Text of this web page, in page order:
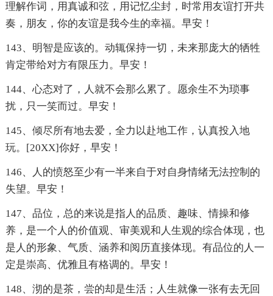
理解作词，用真诚和弦，用记忆尘封，时常用友谊打开共
奏，朋友，你的友谊是我今生的幸福。早安！
143、明智是应该的。动辄保持一切，未来那庞大的牺牲
肯定带给对方有限压力。早安！
144、心态对了，人就不会那么累了。愿余生不为琐事
扰，只一笑而过。早安！
145、倾尽所有地去爱，全力以赴地工作，认真投入地
玩。[20XX]你好，早安！
146、人的愤怒至少有一半来自于对自身情绪无法控制的
失望。早安！
147、品位，总的来说是指人的品质、趣味、情操和修
养，是一个人的价值观、审美观和人生观的综合体现，也
是人的形象、气质、涵养和阅历直接体现。有品位的人一
定是崇高、优雅且有格调的。早安！
148、沏的是茶，尝的却是生活；人生就像一张有去无回